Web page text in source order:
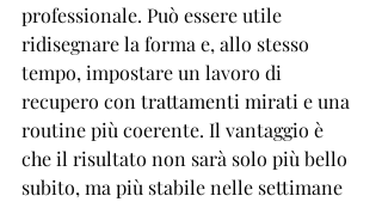
professionale. Può essere utile
ridisegnare la forma e, allo stesso
tempo, impostare un lavoro di
recupero con trattamenti mirati e una
routine più coerente. Il vantaggio è
che il risultato non sarà solo più bello
subito, ma più stabile nelle settimane